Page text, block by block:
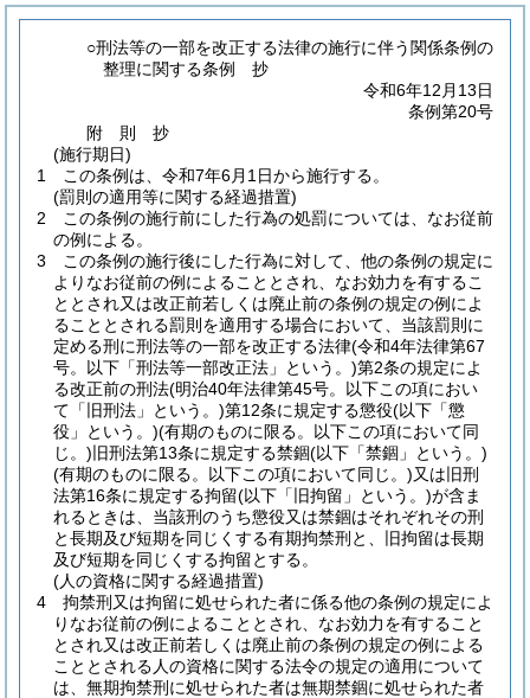
○刑法等の一部を改正する法律の施行に伴う関係条例の
整理に関する条例 抄
令和6年12月13日
条例第20号
附 則
抄
(施行期日)
1
この条例は、令和7年6月1日から施行する。
(罰則の適用等に関する経過措置)
2
この条例の施行前にした行為の処罰については、なお従前
の例による。
3
この条例の施行後にした行為に対して、他の条例の規定に
よりなお従前の例によることとされ、なお効力を有するこ
ととされ又は改正前若しくは廃止前の条例の規定の例によ
ることとされる罰則を適用する場合において、当該罰則に
定める刑に刑法等の一部を改正する法律(令和4年法律第67
号。以下「刑法等一部改正法」という。)第2条の規定によ
る改正前の刑法(明治40年法律第45号。以下この項におい
て「旧刑法」という。)第12条に規定する懲役(以下「懲
役」という。)(有期のものに限る。以下この項において同
じ。) 旧刑法第13条に規定する禁錮(以下「禁錮」という。)
(有期のものに限る。以下この項において同じ。)又は旧刑
法第16条に規定する拘留(以下「旧拘留」という。)が含ま
れるときは、当該刑のうち懲役又は禁錮はそれぞれその刑
と長期及び短期を同じくする有期拘禁刑と、旧拘留は長期
及び短期を同じくする拘留とする。
(人の資格に関する経過措置)
4
拘禁刑又は拘留に処せられた者に係る他の条例の規定によ
りなお従前の例によることとされ、なお効力を有すること
とされ又は改正前若しくは廃止前の条例の規定の例による
こととされる人の資格に関する法令の規定の適用について
は、無期拘禁刑に処せられた者は無期禁錮に処せられた者